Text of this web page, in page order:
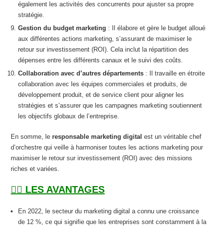
également les activités des concurrents pour ajuster sa propre
stratégie.
Gestion du budget marketing : Il élabore et gère le budget alloué
aux différentes actions marketing, s’assurant de maximiser le
retour sur investissement (ROI). Cela inclut la répartition des
dépenses entre les différents canaux et le suivi des coûts.
Collaboration avec d’autres départements : Il travaille en étroite
collaboration avec les équipes commerciales et produits, de
développement produit, et de service client pour aligner les
stratégies et s’assurer que les campagnes marketing soutiennent
les objectifs globaux de l’entreprise.
En somme, leresponsable marketing digital est un véritable chef
d’orchestre qui veille à harmoniser toutes les actions marketing pour
maximiser le retour sur investissement (ROI) avec des missions
riches et variées.
👍🏽 LES AVANTAGES
En 2022, le secteur du marketing digital a connu une croissance
de 12 %, ce qui signifie que les entreprises sont constamment à la